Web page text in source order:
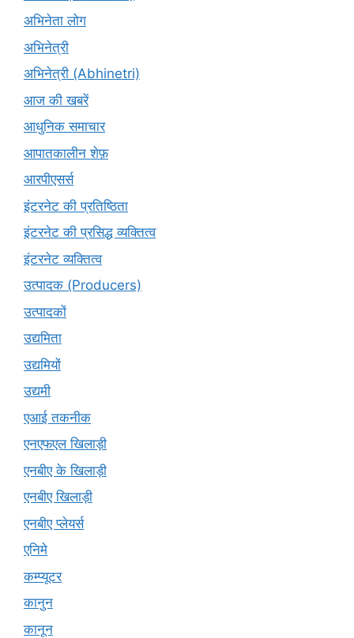
अभिनेता लोग
अभिनेत्री
अभिनेत्री (Abhinetri)
आज की खबरें
आधुनिक समाचार
आपातकालीन शेफ़
आरपीएसर्स
इंटरनेट की प्रतिष्ठिता
इंटरनेट की प्रसिद्ध व्यक्तित्व
इंटरनेट व्यक्तित्व
उत्पादक (Producers)
उत्पादकों
उद्यमिता
उद्यमियों
उद्यमी
एआई तकनीक
एनएफएल खिलाड़ी
एनबीए के खिलाड़ी
एनबीए खिलाड़ी
एनबीए प्लेयर्स
एनिमे
कम्प्यूटर
कानुन
कानून